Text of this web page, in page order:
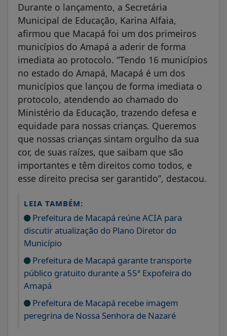
Durante o lançamento, a Secretária
Municipal de Educação, Karina Alfaia,
afirmou que Macapá foi um dos primeiros
municípios do Amapá a aderir de forma
imediata ao protocolo. “Tendo 16 municípios
no estado do Amapá, Macapá é um dos
municípios que lançou de forma imediata o
protocolo, atendendo ao chamado do
Ministério da Educação, trazendo defesa e
equidade para nossas crianças. Queremos
que nossas crianças sintam orgulho da sua
cor, de suas raízes, que saibam que são
importantes e têm direitos como todos, e
esse direito precisa ser garantido”, destacou.
LEIA TAMBÉM:
Prefeitura de Macapá reúne ACIA para
discutir atualização do Plano Diretor do
Município
Prefeitura de Macapá garante transporte
público gratuito durante a 55ª Expofeira do
Amapá
Prefeitura de Macapá recebe imagem
peregrina de Nossa Senhora de Nazaré